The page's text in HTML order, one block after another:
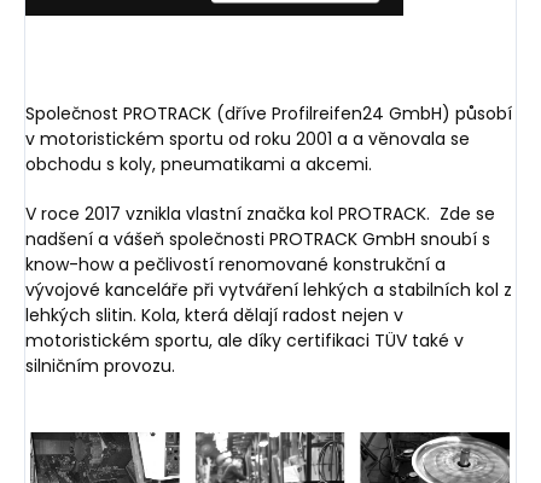
Společnost PROTRACK (dříve Profilreifen24 GmbH) působí
v motoristickém sportu od roku 2001 a a věnovala se
obchodu s koly, pneumatikami a akcemi.
V roce 2017 vznikla vlastní značka kol PROTRACK. Zde se
nadšení a vášeň společnosti PROTRACK GmbH snoubí s
know-how a pečlivostí renomované konstrukční a
vývojové kanceláře při vytváření lehkých a stabilních kol z
lehkých slitin. Kola, která dělají radost nejen v
motoristickém sportu, ale díky certifikaci TÜV také v
silničním provozu.